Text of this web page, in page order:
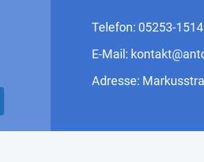
Telefon: 05253-
E-Mail:
Adresse: